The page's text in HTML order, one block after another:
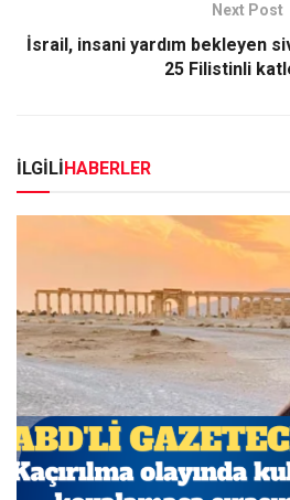
Next Post
İsrail, insani yardım bekleyen
25 Filistinli
İLGİLİHABERLER